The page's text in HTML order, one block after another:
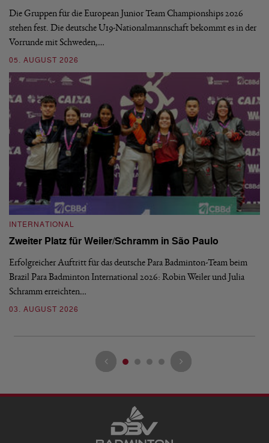
Die Gruppen für die European Junior Team Championships 2026
stehen fest. Die deutsche U19-Nationalmannschaft bekommt es in der
Vorrunde mit Schweden,…
05. AUGUST 2026
INTERNATIONAL
Zweiter Platz für Weiler/Schramm in São Paulo
Erfolgreicher Auftritt für das deutsche Para Badminton-Team beim
Brazil Para Badminton International 2026: Robin Weiler und Julia
Schramm erreichten…
03. AUGUST 2026